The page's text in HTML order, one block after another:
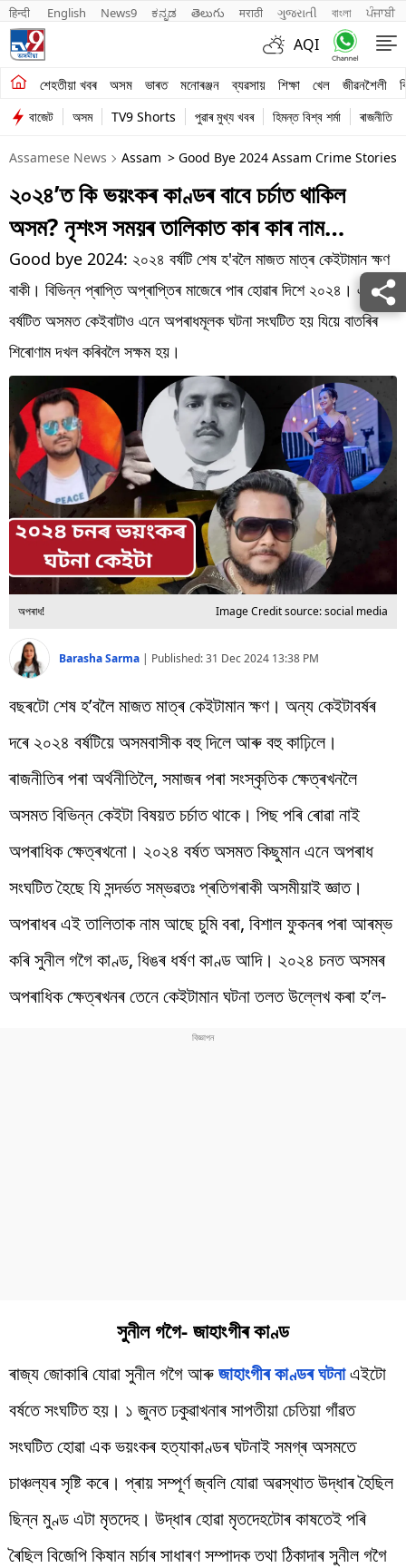
हिन्दी English News9 ಕನ್ನಡ తెలుగు मराठी ગુજરાતી বাংলা ਪੰਜਾਬੀ
AQI
শেহতীয়া খবৰ অসম ভাৰত মনোৰঞ্জন ব্যৱসায় শিক্ষা খেল জীৱনশৈলী
শেহতীয়া খবৰ
অসম
ভাৰত
মনোৰঞ্জন
শিক্ষা
খেল
জীৱনশৈলী
বিশ্ব
প্ৰযুক্তি
Videos
বাজেট অসম TV9 Shorts পুৱাৰ মুখ্য খবৰ হিমন্ত বিশ্ব শৰ্মা ৰাজনীতি
Assamese News Assam > Good Bye 2024 Assam Crime
২০২৪’ত কি ভয়ংকৰ কাণ্ডৰ বাবে চৰ্চাত থাকিল
অসম? নৃশংস সময়ৰ তালিকাত কাৰ কাৰ নাম…
Good bye 2024: ২০২৪ বৰ্ষটি শেষ হ'বলৈ মাজত মাত্ৰ কেইটামান ক্ষণ
বাকী। বিভিন্ন প্ৰাপ্তি অপ্ৰাপ্তিৰ মাজেৰে পাৰ হোৱাৰ দিশে ২০২৪। এই
বৰ্ষটিত অসমত কেইবাটাও এনে অপৰাধমূলক ঘটনা সংঘটিত হয় যিয়ে বাতৰিৰ
শিৰোণাম দখল কৰিবলৈ সক্ষম হয়।
অপৰাধ! Image Credit source: social media
Barasha Sarma | Published:31 Dec 2024 13:38 PM
বছৰটো শেষ হ’বলৈ মাজত মাত্ৰ কেইটামান ক্ষণ। অন্য কেইটাবৰ্ষৰ
দৰে ২০২৪ বৰ্ষটিয়ে অসমবাসীক বহু দিলে আৰু বহু কাঢ়িলে।
ৰাজনীতিৰ পৰা অৰ্থনীতিলৈ, সমাজৰ পৰা সংস্কৃতিক ক্ষেত্ৰখনলৈ
অসমত বিভিন্ন কেইটা বিষয়ত চৰ্চাত থাকে। পিছ পৰি ৰোৱা নাই
অপৰাধিক ক্ষেত্ৰখনো। ২০২৪ বৰ্ষত অসমত কিছুমান এনে অপৰাধ
সংঘটিত হৈছে যি সন্দৰ্ভত সম্ভৱতঃ প্ৰতিগৰাকী অসমীয়াই জ্ঞাত।
অপৰাধৰ এই তালিতাক নাম আছে চুমি বৰা, বিশাল ফুকনৰ পৰা আৰম্ভ
কৰি সুনীল গগৈ কাণ্ড, ধিঙৰ ধৰ্ষণ কাণ্ড আদি। ২০২৪ চনত অসমৰ
অপৰাধিক ক্ষেত্ৰখনৰ তেনে কেইটামান ঘটনা তলত উল্লেখ কৰা হ’ল-
সুনীল গগৈ- জাহাংগীৰ কাণ্ড
ৰাজ্য জোকাৰি যোৱা সুনীল গগৈ আৰুজাহাংগীৰ কাণ্ডৰ ঘটনাএইটো
বৰ্ষতে সংঘটিত হয়। ১ জুনত ঢকুৱাখনাৰ সাপতীয়া চেতিয়া গাঁৱত
সংঘটিত হোৱা এক ভয়ংকৰ হত্যাকাণ্ডৰ ঘটনাই সমগ্ৰ অসমতে
চাঞ্চল্যৰ সৃষ্টি কৰে। প্ৰায় সম্পূৰ্ণ জ্বলি যোৱা অৱস্থাত উদ্ধাৰ হৈছিল
ছিন্ন মুণ্ড এটা মৃতদেহ। উদ্ধাৰ হোৱা মৃতদেহটোৰ কাষতেই পৰি
ৰৈছিল বিজেপি কিষান মৰ্চাৰ সাধাৰণ সম্পাদক তথা ঠিকাদাৰ সুনীল গগৈ